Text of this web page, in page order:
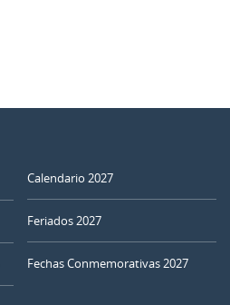
Calendario 2027
Feriados 2027
Fechas Conmemorativas 2027